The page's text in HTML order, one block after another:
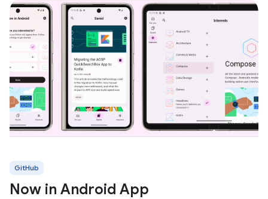
GitHub
Now in Android App